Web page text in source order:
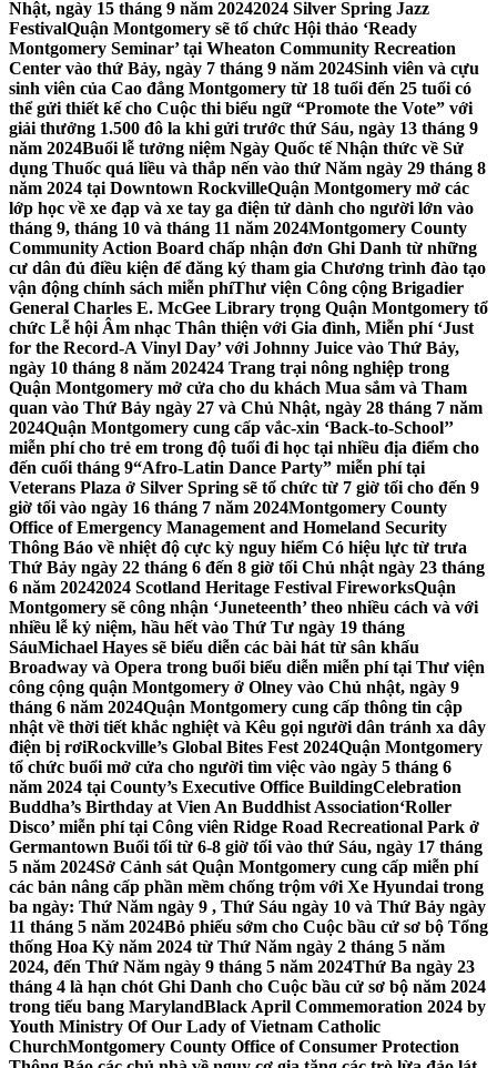
Nhật, ngày 15 tháng 9 năm 20242024 Silver Spring Jazz
FestivalQuận Montgomery sẽ tổ chức Hội thảo ‘Ready
Montgomery Seminar’ tại Wheaton Community Recreation
Center vào thứ Bảy, ngày 7 tháng 9 năm 2024Sinh viên và cựu
sinh viên của Cao đẳng Montgomery từ 18 tuổi đến 25 tuổi có
thể gửi thiết kế cho Cuộc thi biểu ngữ “Promote the Vote” với
giải thưởng 1.500 đô la khi gửi trước thứ Sáu, ngày 13 tháng 9
năm 2024Buổi lễ tưởng niệm Ngày Quốc tế Nhận thức về Sử
dụng Thuốc quá liều và thắp nến vào thứ Năm ngày 29 tháng 8
năm 2024 tại Downtown RockvilleQuận Montgomery mở các
lớp học về xe đạp và xe tay ga điện tử dành cho người lớn vào
tháng 9, tháng 10 và tháng 11 năm 2024Montgomery County
Community Action Board chấp nhận đơn Ghi Danh từ những
cư dân đủ điều kiện để đăng ký tham gia Chương trình đào tạo
vận động chính sách miễn phíThư viện Công cộng Brigadier
General Charles E. McGee Library trọng Quận Montgomery tổ
chức Lễ hội Âm nhạc Thân thiện với Gia đình, Miễn phí ‘Just
for the Record-A Vinyl Day’ với Johnny Juice vào Thứ Bảy,
ngày 10 tháng 8 năm 202424 Trang trại nông nghiệp trong
Quận Montgomery mở cửa cho du khách Mua sắm và Tham
quan vào Thứ Bảy ngày 27 và Chủ Nhật, ngày 28 tháng 7 năm
2024Quận Montgomery cung cấp vắc-xin ‘Back-to-School’’
miễn phí cho trẻ em trong độ tuổi đi học tại nhiều địa điểm cho
đến cuối tháng 9“Afro-Latin Dance Party” miễn phí tại
Veterans Plaza ở Silver Spring sẽ tổ chức từ 7 giờ tối cho đến 9
giờ tối vào ngày 16 tháng 7 năm 2024Montgomery County
Office of Emergency Management and Homeland Security
Thông Báo về nhiệt độ cực kỳ nguy hiểm Có hiệu lực từ trưa
Thứ Bảy ngày 22 tháng 6 đến 8 giờ tối Chủ nhật ngày 23 tháng
6 năm 20242024 Scotland Heritage Festival FireworksQuận
Montgomery sẽ công nhận ‘Juneteenth’ theo nhiều cách và với
nhiều lễ kỷ niệm, hầu hết vào Thứ Tư ngày 19 tháng
SáuMichael Hayes sẽ biểu diễn các bài hát từ sân khấu
Broadway và Opera trong buổi biểu diễn miễn phí tại Thư viện
công cộng quận Montgomery ở Olney vào Chủ nhật, ngày 9
tháng 6 năm 2024Quận Montgomery cung cấp thông tin cập
nhật về thời tiết khắc nghiệt và Kêu gọi người dân tránh xa dây
điện bị rơiRockville’s Global Bites Fest 2024Quận Montgomery
tổ chức buổi mở cửa cho người tìm việc vào ngày 5 tháng 6
năm 2024 tại County’s Executive Office BuildingCelebration
Buddha’s Birthday at Vien An Buddhist Association‘Roller
Disco’ miễn phí tại Công viên Ridge Road Recreational Park ở
Germantown Buổi tối từ 6-8 giờ tối vào thứ Sáu, ngày 17 tháng
5 năm 2024Sở Cảnh sát Quận Montgomery cung cấp miễn phí
các bản nâng cấp phần mềm chống trộm với Xe Hyundai trong
ba ngày: Thứ Năm ngày 9 , Thứ Sáu ngày 10 và Thứ Bảy ngày
11 tháng 5 năm 2024Bỏ phiếu sớm cho Cuộc bầu cử sơ bộ Tổng
thống Hoa Kỳ năm 2024 từ Thứ Năm ngày 2 tháng 5 năm
2024, đến Thứ Năm ngày 9 tháng 5 năm 2024Thứ Ba ngày 23
tháng 4 là hạn chót Ghi Danh cho Cuộc bầu cử sơ bộ năm 2024
trong tiểu bang MarylandBlack April Commemoration 2024 by
Youth Ministry Of Our Lady of Vietnam Catholic
ChurchMontgomery County Office of Consumer Protection